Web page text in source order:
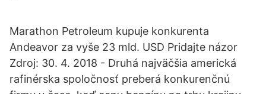
Marathon Petroleum kupuje konkurenta
Andeavor za vyše 23 mld. USD Pridajte názor
Zdroj: 30. 4. 2018 - Druhá najväčšia americká
rafinérska spoločnosť preberá konkurenčnú